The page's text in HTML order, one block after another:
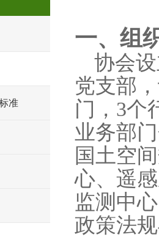
准
一、组
协会
党支部
门， 3个
业务部
国土空
心、遥
监测中
政策法